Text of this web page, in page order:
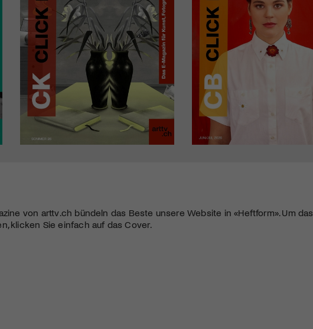
von arttv.ch bündeln das Beste unsere Website in «Heftform». Um das
klicken Sie einfach auf das Cover.